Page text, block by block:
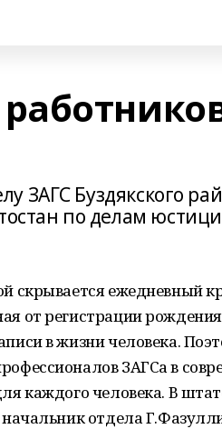
ЗАГС Буздякского
по делам
скрывается ежедневный
от регистрации
в жизни человека.
ЗАГСа в
каждого человека. В
начальник отдела